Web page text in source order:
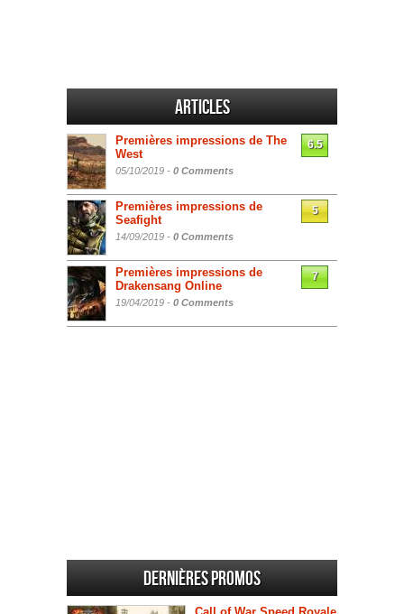
Articles
Premières impressions de The
West
05/10/2019 - 0 Comments
6.5
Premières impressions de
Seafight
14/09/2019 - 0 Comments
5
Premières impressions de
Drakensang Online
19/04/2019 - 0 Comments
7
Dernières promos